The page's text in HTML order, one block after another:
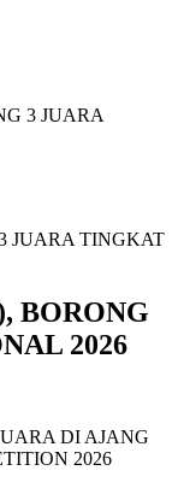
3 JUARA
BORONG
2026
DI AJANG
2026